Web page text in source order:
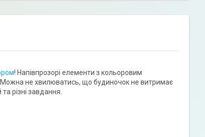
! Напівпрозорі елементи з кольоровим
Можна не хвилюватись, що будиночок не витримає
різні завдання.